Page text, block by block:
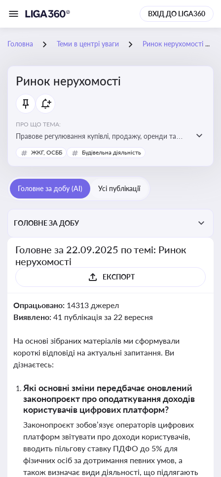
ВХІД ДО LIGA360
Головна Теми в центрі уваги Ринок нерухомості
Ринок нерухомості
ПРО ЩО ТЕМА:
Правове регулювання купівлі, продажу, оренди та
управління нерухомістю, що є ключовим для бізнесу,
інвесторів, забудовників і власників об’єктів майна
ЖКГ, ОСББ Будівельна діяльність
Головне за добу (AI) Усі публікації
ГОЛОВНЕ ЗА ДОБУ
Головне за 22.09.2025 по темі: Ринок
нерухомості
ЕКСПОРТ
Опрацьовано: 14313 джерел
Виявлено: 41 публікація за 22 вересня
На основі зібраних матеріалів ми сформували
короткі відповіді на актуальні запитання. Ви
дізнаєтесь:
Які основні зміни передбачає оновлений
законопроєкт про оподаткування доходів
користувачів цифрових платформ?
Законопроєкт зобов’язує операторів цифрових
платформ звітувати про доходи користувачів,
вводить пільгову ставку ПДФО до 5% для
фізичних осіб за дотримання певних умов, а
також визначає види діяльності, що підлягають